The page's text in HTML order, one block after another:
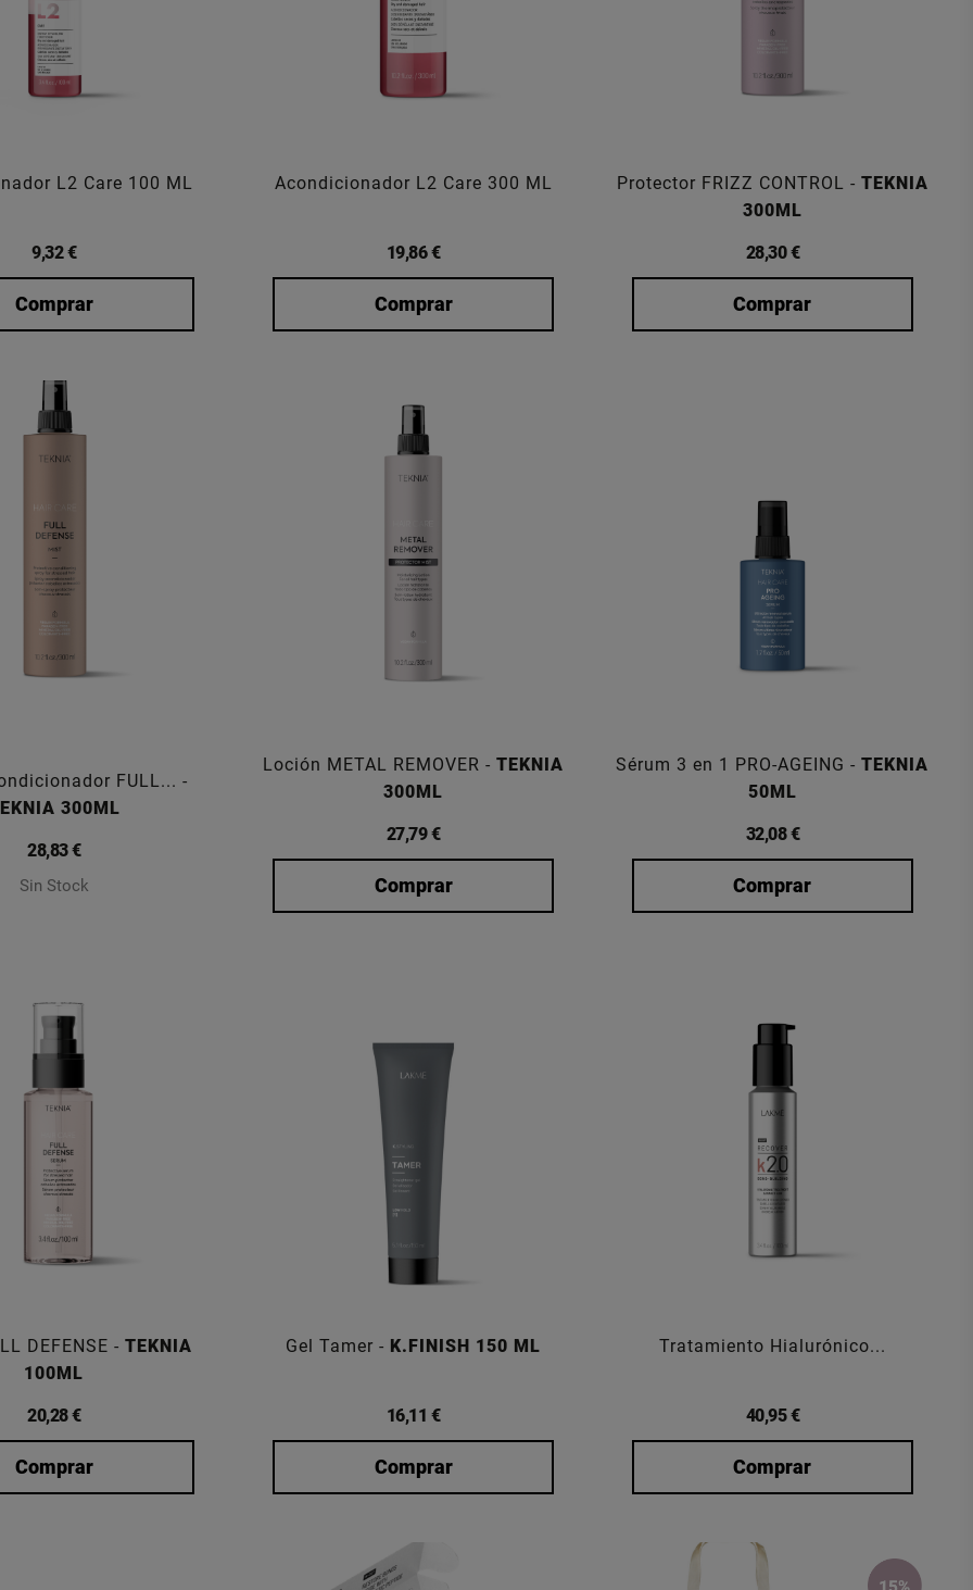
L2 Care 100 ML
9,32 €
Comprar
Acondicionador L2 Care 300 ML
19,86 €
Comprar
Protector FRIZZ CONTROL - TEKNIA
300ML
28,30 €
Comprar
FULL... -
300ML
28,83 €
Sin Stock
Loción METAL REMOVER -TEKNIA
300ML
27,79 €
Comprar
Sérum 3 en 1 PRO-AGEING -TEKNIA
50ML
32,08 €
Comprar
DEFENSE - TEKNIA
100ML
20,28 €
Comprar
Gel Tamer - K.FINISH 150 ML
16,11 €
Comprar
Tratamiento Hialurónico...
40,95 €
Comprar